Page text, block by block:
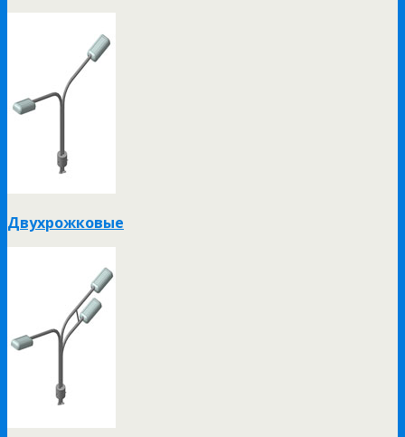
Двухрожковые